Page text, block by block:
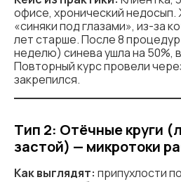
офисе, хронический недосып.
«синяки под глазами», из-за
лет старше. После 8
неделю) синева ушла на 50%,
Повторный курс провели
закрепился.
Тип 2: Отёчные круги
застой) — микротоки
Как выглядят: припухлости